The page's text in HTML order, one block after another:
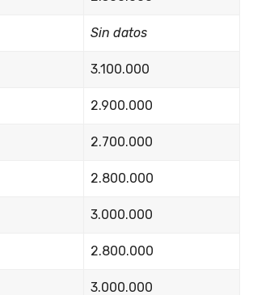
Sin datos
3.100.000
2.900.000
2.700.000
2.800.000
3.000.000
2.800.000
3.000.000